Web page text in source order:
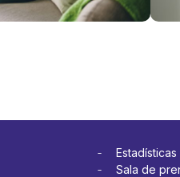
Estadísticas
Sala de